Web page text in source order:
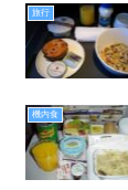
旅行
機内食